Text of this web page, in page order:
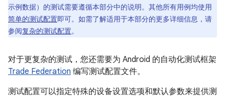
示例数据）的测试需要遵循本部分中的说明。其他所有用例均使用
简单的测试配置即可。如需了解适用于本部分的更多详细信息，请
参阅复杂的测试配置。
对于更复杂的测试，您还需要为 Android 的自动化测试框架
Trade Federation 编写测试配置文件。
测试配置可以指定特殊的设备设置选项和默认参数来提供测